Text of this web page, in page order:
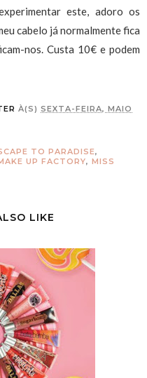
este, adoro os
cabelo já normalmente fica
nos. Custa 10€ e podem
À(S) SEXTA-FEIRA, MAIO
TO PARADISE,
UP FACTORY, MISS
LIKE